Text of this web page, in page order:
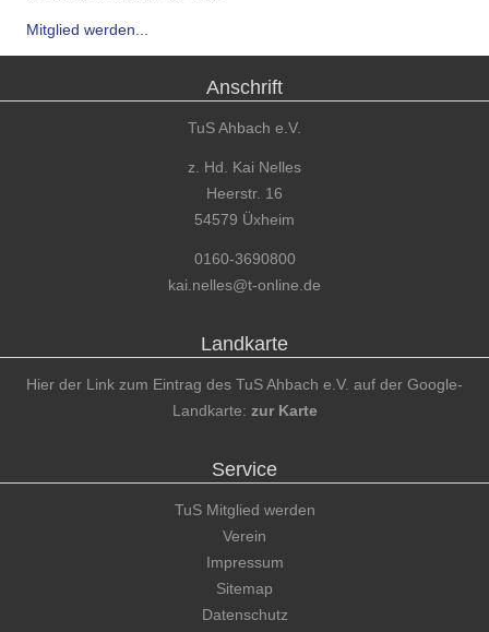
Mitglied werden...
Anschrift
TuS Ahbach e.V.
z. Hd. Kai Nelles
Heerstr. 16
54579 Üxheim
0160-3690800
kai.nelles@t-online.de
Landkarte
Hier der Link zum Eintrag des TuS Ahbach e.V. auf der Google-
Landkarte: zur Karte
Service
TuS Mitglied werden
Verein
Impressum
Sitemap
Datenschutz